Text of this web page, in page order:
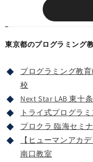
東京都のプログラミング
プログラミング教
校
Next Star LAB 東十
トライ式プログラ
プロクラ 臨海セミ
【ヒューマンアカ
南口教室